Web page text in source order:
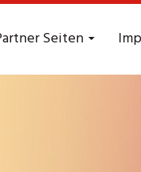
Seiten